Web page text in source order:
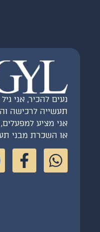
נעים להכיר, אני
תעשייה לרכישה
אני מציע
או השכרת מבני